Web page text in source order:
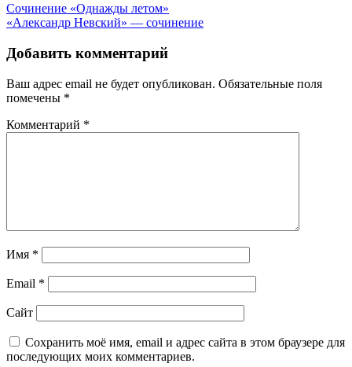
Навигация
по
записям
Сочинение «Однажды летом»
«Александр Невский» — сочинение
Добавить комментарий
Ваш адрес email не будет опубликован. Обязательные поля
помечены *
Комментарий *
Имя *
Email *
Сайт
Сохранить моё имя, email и адрес сайта в этом браузере для
последующих моих комментариев.